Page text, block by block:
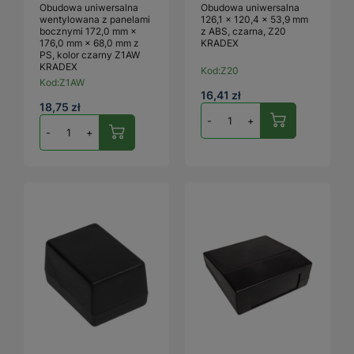
Obudowa uniwersalna
wentylowana z panelami
bocznymi 172,0 mm ×
176,0 mm × 68,0 mm z
PS, kolor czarny Z1AW
KRADEX
Kod:Z1AW
18,75 zł
- +
Obudowa uniwersalna
126,1 × 120,4 × 53,9 mm
z ABS, czarna, Z20
KRADEX
Kod:Z20
16,41 zł
- +